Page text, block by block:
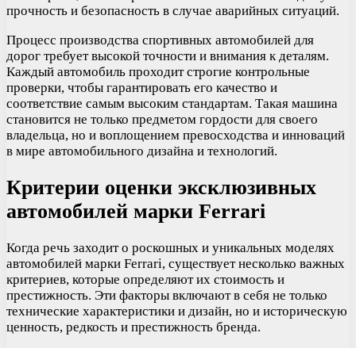
прочность и безопасность в случае аварийных ситуаций.
Процесс производства спортивных автомобилей для
дорог требует высокой точности и внимания к деталям.
Каждый автомобиль проходит строгие контрольные
проверки, чтобы гарантировать его качество и
соответствие самым высоким стандартам. Такая машина
становится не только предметом гордости для своего
владельца, но и воплощением превосходства и инноваций
в мире автомобильного дизайна и технологий.
Критерии оценки эксклюзивных
автомобилей марки Ferrari
Когда речь заходит о роскошных и уникальных моделях
автомобилей марки Ferrari, существует несколько важных
критериев, которые определяют их стоимость и
престижность. Эти факторы включают в себя не только
технические характеристики и дизайн, но и историческую
ценность, редкость и престижность бренда.